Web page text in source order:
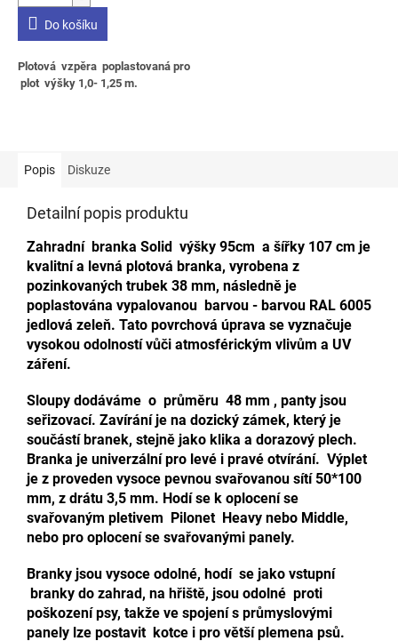
Do košíku
Plotová vzpěra poplastovaná pro
plot výšky 1,0- 1,25 m.
Popis Diskuze
Detailní popis produktu
Zahradní branka Solid výšky 95cm a šířky 107 cm je
kvalitní a levná plotová branka, vyrobena z
pozinkovaných trubek 38 mm, následně je
poplastována vypalovanou barvou - barvou RAL 6005
jedlová zeleň. Tato povrchová úprava se vyznačuje
vysokou odolností vůči atmosférickým vlivům a UV
záření.
Sloupy dodáváme o průměru 48 mm , panty jsou
seřizovací. Zavírání je na dozický zámek, který je
součástí branek, stejně jako klika a dorazový plech.
Branka je univerzální pro levé i pravé otvírání. Výplet
je z proveden vysoce pevnou svařovanou sítí 50*100
mm, z drátu 3,5 mm. Hodí se k oplocení se
svařovaným pletivem Pilonet Heavy nebo Middle,
nebo pro oplocení se svařovanými panely.
Branky jsou vysoce odolné, hodí se jako vstupní
branky do zahrad, na hřiště, jsou odolné proti
poškození psy, takže ve spojení s průmyslovými
panely lze postavit kotce i pro větší plemena psů.